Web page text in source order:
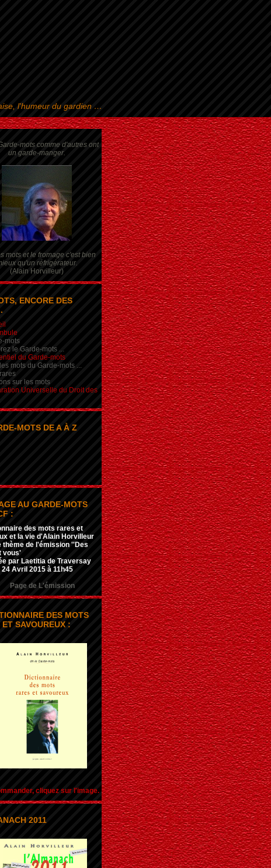
l'humeur du gardien …
mots comme d'autres ont
un garde-manger.
mots et le fromage c'est bien
qu'un réfrigérateur.
(Alain Horvilleur)
ENCORE DES
mots
le Garde-mots ...
du Garde-mots
mots du Garde-mots ...
sur les mots
Universelle du Droit des
MOTS DE A À Z
AU GARDE-MOTS
:
des mots rares et
et la vie d'Alain Horvilleur
thème de l'émission ''Des
vous'
par Laetitia de Traversay
24 Avril 2015 à 11h45
Page de L'émission
DES MOTS
ET SAVOUREUX :
cliquez sur l'image.
2011